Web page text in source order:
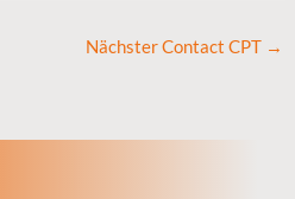
Nächster Contact CPT →